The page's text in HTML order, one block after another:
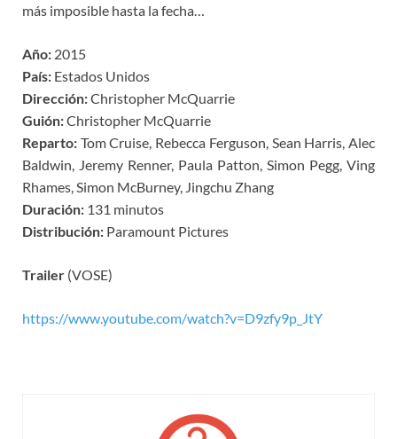
más imposible hasta la fecha…
Año: 2015
País: Estados Unidos
Dirección:Christopher McQuarrie
Guión:Christopher McQuarrie
Reparto: Tom Cruise, Rebecca Ferguson, Sean Harris, Alec
Baldwin, Jeremy Renner, Paula Patton, Simon Pegg, Ving
Rhames, Simon McBurney, Jingchu Zhang
Duración: 131 minutos
Distribución: Paramount Pictures
Trailer (VOSE)
https://www.youtube.com/watch?v=D9zfy9p_JtY